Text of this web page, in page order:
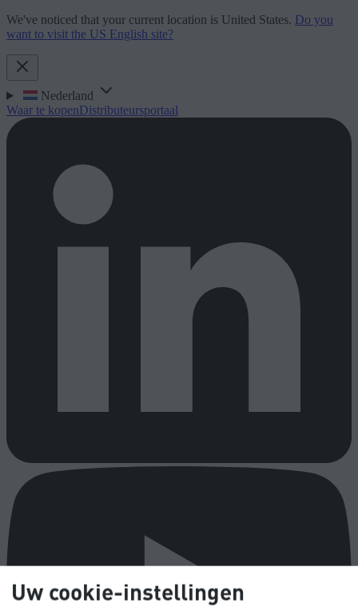
We've noticed that your current location is United States. Do you
want to visit the US English site?
Nederland
Waar te kopenDistributeursportaal
Uw cookie-instellingen